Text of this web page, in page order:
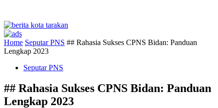
Home Seputar PNS ## Rahasia Sukses CPNS Bidan: Panduan
Lengkap 2023
Seputar PNS
## Rahasia Sukses CPNS Bidan: Panduan
Lengkap 2023